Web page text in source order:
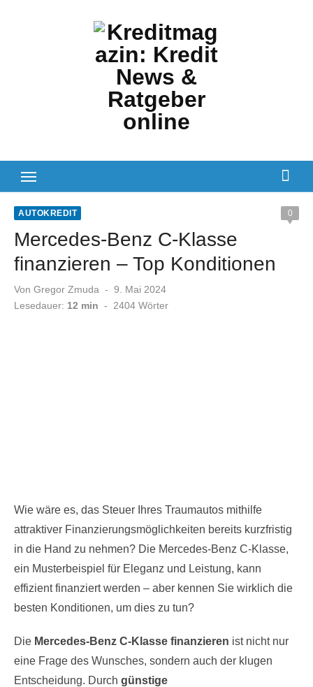
AUTOKREDIT 0
Mercedes-Benz C-Klasse
finanzieren – Top Konditionen
Von Gregor Zmuda
Veröffentlicht
am
9. Mai 2024
Lesedauer: 12 min - 2404 Wörter
Wie wäre es, das Steuer Ihres Traumautos mithilfe
attraktiver Finanzierungsmöglichkeiten bereits kurzfristig
in die Hand zu nehmen? Die Mercedes-Benz C-Klasse,
ein Musterbeispiel für Eleganz und Leistung, kann
effizient finanziert werden – aber kennen Sie wirklich die
besten Konditionen, um dies zu tun?
Die Mercedes-Benz C-Klasse finanzieren ist nicht nur
eine Frage des Wunsches, sondern auch der klugen
Entscheidung. Durch günstige